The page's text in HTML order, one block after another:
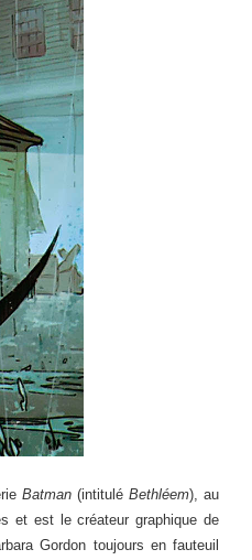
Batman(intitulé Bethléem), au
et est le créateur graphique de
Gordon toujours en fauteuil